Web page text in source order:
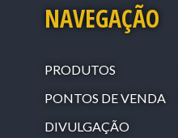
NAVEGAÇÃO
PRODUTOS
PONTOS DE VENDA
DIVULGAÇÃO